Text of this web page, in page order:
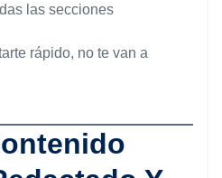
las secciones
rápido, no te van a